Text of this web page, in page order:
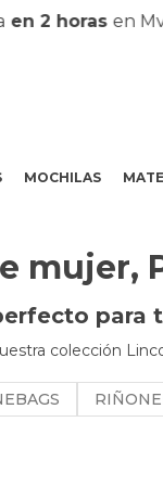
en Mvd con
MOCHILAS
mujer,
para
colección